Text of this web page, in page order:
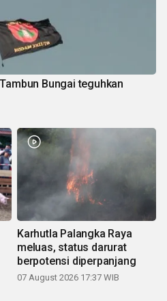
Bungai teguhkan
Karhutla Palangka Raya
meluas, status darurat
berpotensi diperpanjang
07 August 2026 17:37 WIB